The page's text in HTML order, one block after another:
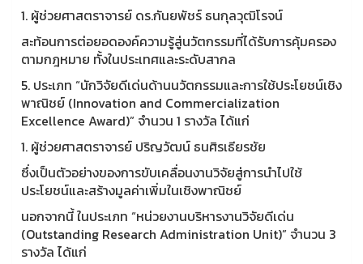
1. ผู้ช่วยศาสตราจารย์ ดร.กันยพัชร์ ธนกุลวุฒิโรจน์
สะท้อนการต่อยอดองค์ความรู้สู่นวัตกรรมที่ได้รับการคุ้มครอง
ตามกฎหมาย ทั้งในประเทศและระดับสากล
5. ประเภท “นักวิจัยดีเด่นด้านนวัตกรรมและการใช้ประโยชน์เชิง
พาณิชย์ (Innovation and Commercialization
Excellence Award)” จำนวน 1 รางวัล ได้แก่
1. ผู้ช่วยศาสตราจารย์ ปริญวัฒน์ ธนศิรเธียรชัย
ซึ่งเป็นตัวอย่างของการขับเคลื่อนงานวิจัยสู่การนำไปใช้
ประโยชน์และสร้างมูลค่าเพิ่มในเชิงพาณิชย์
นอกจากนี้ ในประเภท “หน่วยงานบริหารงานวิจัยดีเด่น
(Outstanding Research Administration Unit)” จำนวน 3
รางวัล ได้แก่